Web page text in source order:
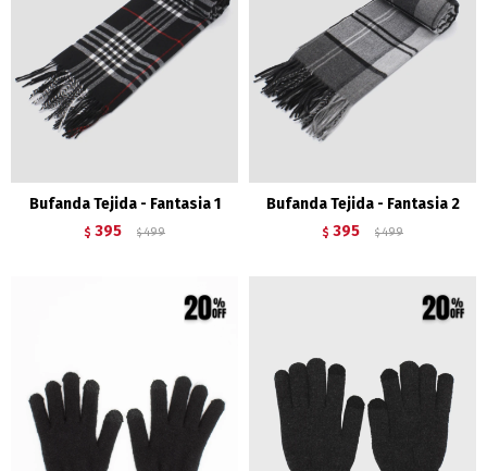
Bufanda Tejida - Fantasia 1
$ 395 $ 499
Bufanda Tejida - Fantasia 2
$ 395 $ 499